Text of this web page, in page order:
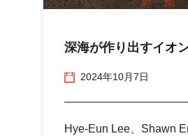
深海が作り出すイオ
2024年10月7日
Hye-Eun Lee、Shawn